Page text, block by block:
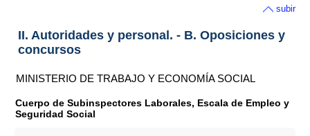
subir
II. Autoridades y personal. - B. Oposiciones y
concursos
MINISTERIO DE TRABAJO Y ECONOMÍA SOCIAL
Cuerpo de Subinspectores Laborales, Escala de Empleo y
Seguridad Social